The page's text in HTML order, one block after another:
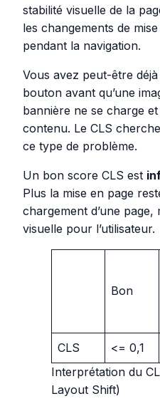
stabilité visuelle de la
les changements de
pendant la navigation.
Vous avez peut-être
bouton avant qu’une
bannière ne se charge
contenu. Le CLS
ce type de problème.
Un bon score CLS est
Plus la mise en page
chargement d’une page,
visuelle pour l’utilisateur.
Bon
CLS <= 0,1
Interprétation du
Layout Shift)